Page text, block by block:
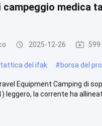
medica
2025-12-26 599
del ifak #borsa del
Equipment Camping di
la corrente ha